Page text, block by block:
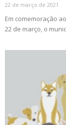
22 de março de 2021
Em comemoração
22 de março, o